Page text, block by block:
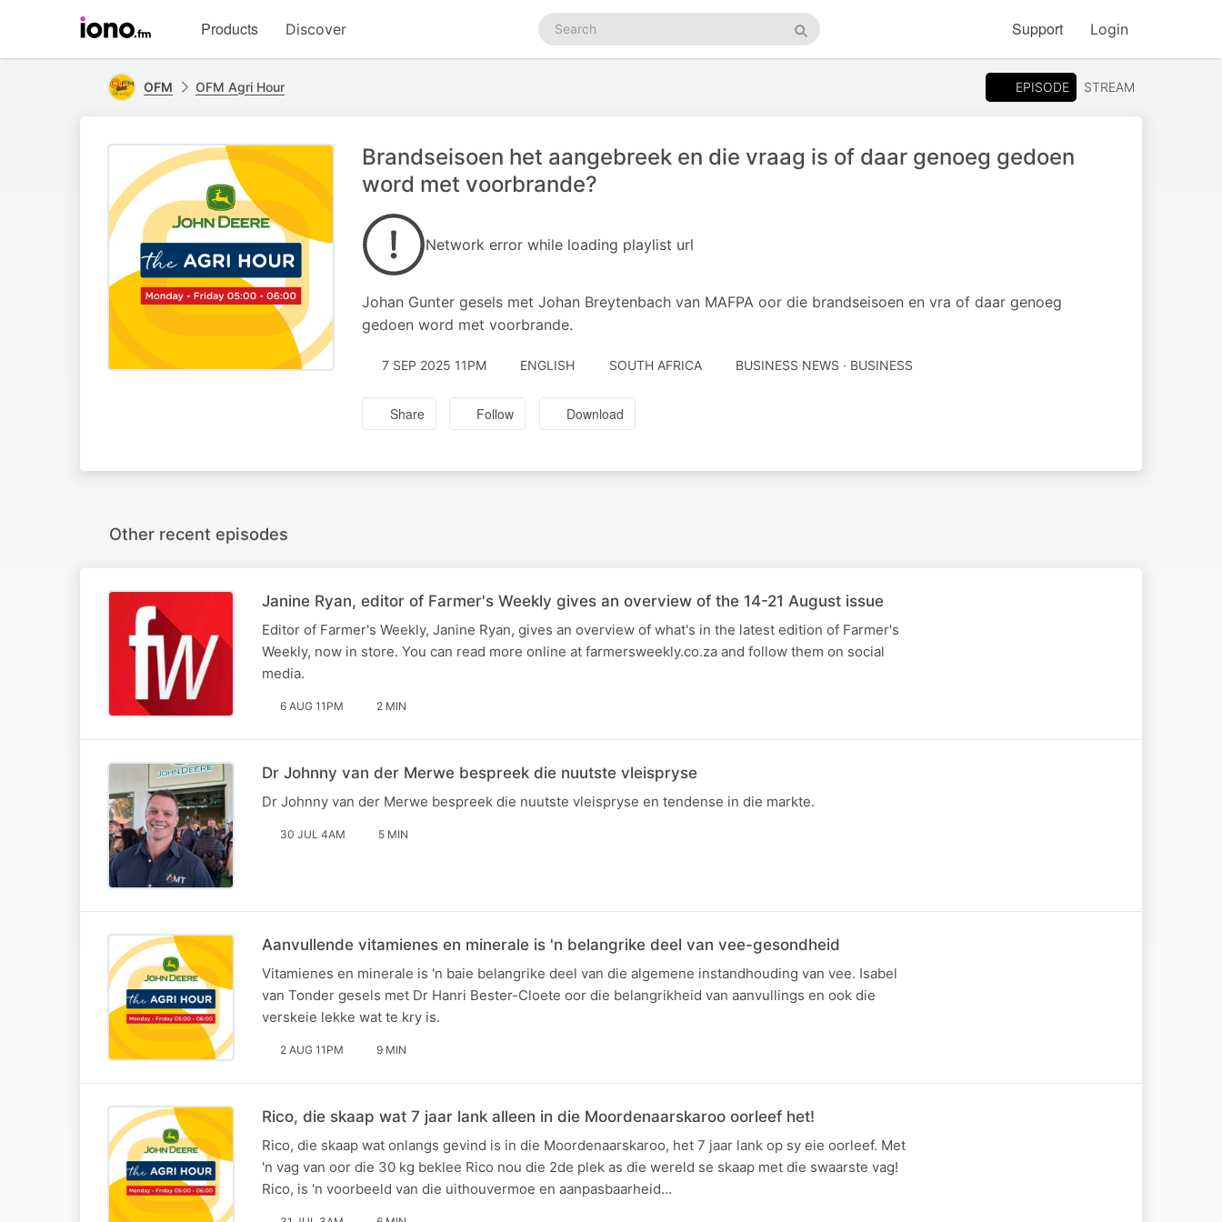
homepage
Products Discover
Search
podcasts
Search
Support Login
OFM OFM Agri Hour EPISODE STREAM
Brandseisoen het aangebreek en die vraag is of daar genoeg gedoen
word met voorbrande?
Network error while loading playlist url
Johan Gunter gesels met Johan Breytenbach van MAFPA oor die brandseisoen en vra of daar genoeg
gedoen word met voorbrande.
7 SEP 2025 11PM ENGLISH SOUTH AFRICA BUSINESS NEWS · BUSINESS
Share Follow Download
Other recent episodes
Janine Ryan, editor of Farmer's Weekly gives an overview of the 14-21 August issue
Editor of Farmer's Weekly, Janine Ryan, gives an overview of what's in the latest edition of Farmer's
Weekly, now in store. You can read more online at farmersweekly.co.za and follow them on social
media.
6 AUG 11PM 2 MIN
Dr Johnny van der Merwe bespreek die nuutste vleispryse
Dr Johnny van der Merwe bespreek die nuutste vleispryse en tendense in die markte.
30 JUL 4AM 5 MIN
Aanvullende vitamienes en minerale is 'n belangrike deel van vee-gesondheid
Vitamienes en minerale is 'n baie belangrike deel van die algemene instandhouding van vee. Isabel
van Tonder gesels met Dr Hanri Bester-Cloete oor die belangrikheid van aanvullings en ook die
verskeie lekke wat te kry is.
2 AUG 11PM 9 MIN
Rico, die skaap wat 7 jaar lank alleen in die Moordenaarskaroo oorleef het!
Rico, die skaap wat onlangs gevind is in die Moordenaarskaroo, het 7 jaar lank op sy eie oorleef. Met
'n vag van oor die 30 kg beklee Rico nou die 2de plek as die wereld se skaap met die swaarste vag!
Rico, is 'n voorbeeld van die uithouvermoe en aanpasbaarheid…